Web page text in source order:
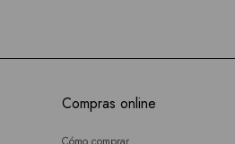
Compras online